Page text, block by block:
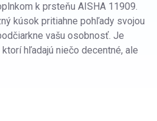
k prsteňu AISHA 11909.
kúsok pritiahne pohľady svojou
vašu osobnosť. Je
hľadajú niečo decentné, ale